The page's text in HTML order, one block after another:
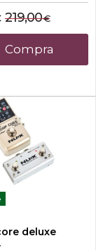
in più
Rende
a tutti i
ONE
a 2...
€
219,00
Compra
deluxe